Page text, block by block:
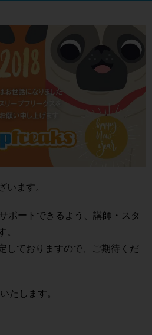
ます。
ポートできるよう、講師・スタ
しておりますので、ご期待くだ
たします。